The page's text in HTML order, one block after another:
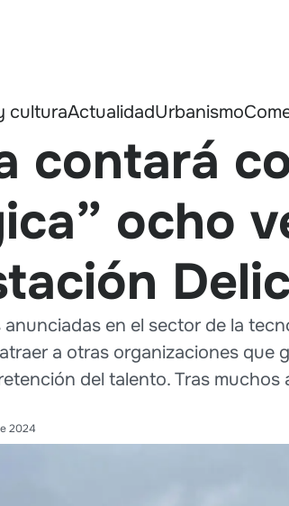
culturaActualidadUrbanismo
contará
ocho
en el sector de la
a otras organizaciones que
del talento. Tras
2024